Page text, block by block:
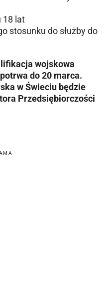
18 lat
stosunku do służby do
wojskowa
do 20 marca.
w Świeciu będzie
Przedsiębiorczości